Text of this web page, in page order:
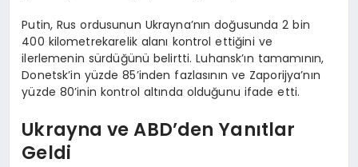
Putin, Rus ordusunun Ukrayna’nın doğusunda 2 bin
400 kilometrekarelik alanı kontrol ettiğini ve
ilerlemenin sürdüğünü belirtti. Luhansk’ın tamamının,
Donetsk’in yüzde 85’inden fazlasının ve Zaporijya’nın
yüzde 80’inin kontrol altında olduğunu ifade etti.
Ukrayna ve ABD’den Yanıtlar
Geldi